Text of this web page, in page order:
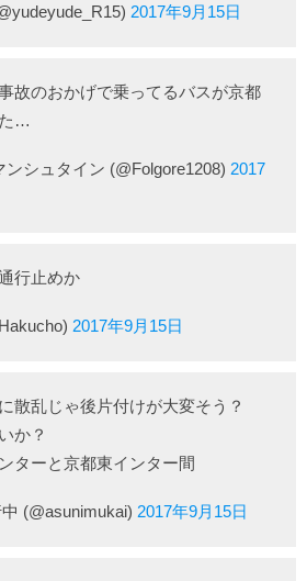
2017年9月15日
故のおかげで乗ってるバスが京都
…
シュタイン (@Folgore1208) 2017
行止めか
2017年9月15日
散乱じゃ後片付けが大変そう？
か？
ターと京都東インター間
(@asunimukai) 2017年9月15日